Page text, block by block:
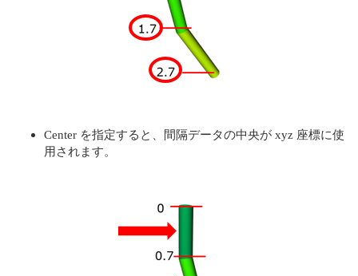
Center を指定すると、間隔データの中央が xyz 座標に使
用されます。